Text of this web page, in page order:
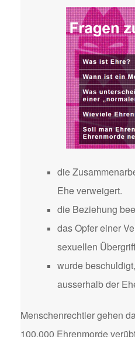
die
Ehe verweigert.
die Beziehung
das Opfer einer
sexuellen
wurde
ausserhalb der
Menschenrechtler gehen
100.000 Ehrenmorde